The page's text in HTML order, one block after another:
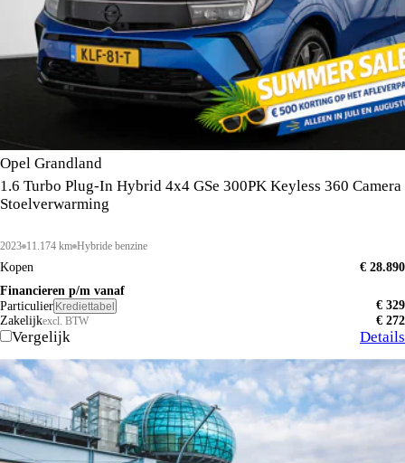
Opel Grandland
1.6 Turbo Plug-In Hybrid 4x4 GSe 300PK Keyless 360 Camera
Stoelverwarming
2023 11.174 km Hybride benzine
Kopen
€ 28.890
Financieren p/m vanaf
Particulier Krediettabel
€ 329
Zakelijkexcl. BTW € 272
Vergelijk Details